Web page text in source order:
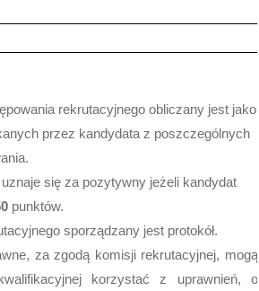
rekrutacyjnego obliczany jest jako
przez kandydata z poszczególnych
się za pozytywny jeżeli kandydat
punktów.
sporządzany jest protokół.
za zgodą komisji rekrutacyjnej, mogą
korzystać z uprawnień, o